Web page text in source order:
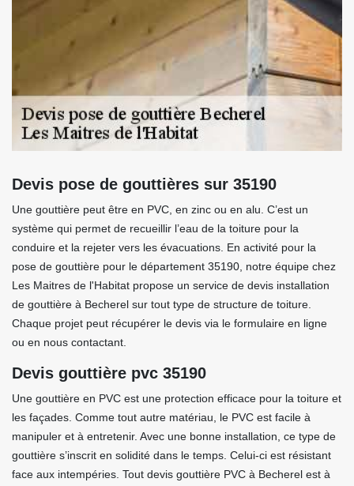
Devis pose de gouttières sur 35190
Une gouttière peut être en PVC, en zinc ou en alu. C’est un
système qui permet de recueillir l’eau de la toiture pour la
conduire et la rejeter vers les évacuations. En activité pour la
pose de gouttière pour le département 35190, notre équipe chez
Les Maitres de l'Habitat propose un service de devis installation
de gouttière à Becherel sur tout type de structure de toiture.
Chaque projet peut récupérer le devis via le formulaire en ligne
ou en nous contactant.
Devis gouttière pvc 35190
Une gouttière en PVC est une protection efficace pour la toiture et
les façades. Comme tout autre matériau, le PVC est facile à
manipuler et à entretenir. Avec une bonne installation, ce type de
gouttière s’inscrit en solidité dans le temps. Celui-ci est résistant
face aux intempéries. Tout devis gouttière PVC à Becherel est à